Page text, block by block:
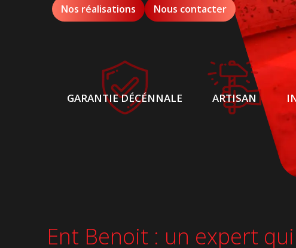
Nos réalisations Nous contacter
GARANTIE DÉCÉNNALE ARTISAN
Ent Benoit : un expert